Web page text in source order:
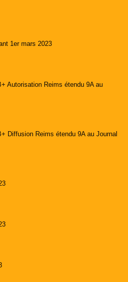
1er mars 2023
Autorisation Reims étendu 9A au
Diffusion Reims étendu 9A au Journal